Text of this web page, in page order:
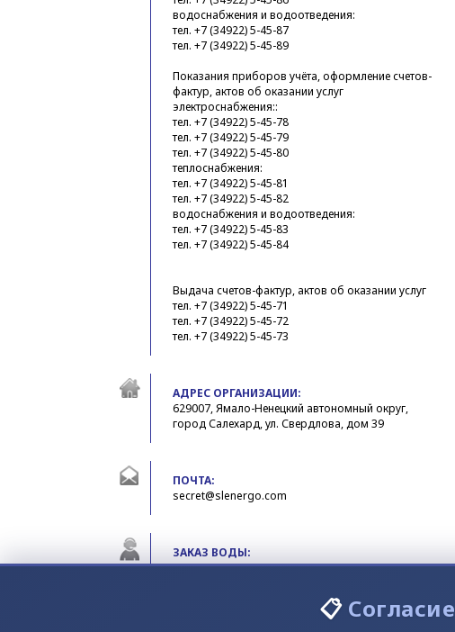
водоснабжения и водоотведения:
тел. +7 (34922) 5-45-87
тел. +7 (34922) 5-45-89
Показания приборов учёта, оформление счетов-
фактур, актов об оказании услуг
электроснабжения::
тел. +7 (34922) 5-45-78
тел. +7 (34922) 5-45-79
тел. +7 (34922) 5-45-80
теплоснабжения:
тел. +7 (34922) 5-45-81
тел. +7 (34922) 5-45-82
водоснабжения и водоотведения:
тел. +7 (34922) 5-45-83
тел. +7 (34922) 5-45-84
Выдача счетов-фактур, актов об оказании услуг
тел. +7 (34922) 5-45-71
тел. +7 (34922) 5-45-72
тел. +7 (34922) 5-45-73
АДРЕС ОРГАНИЗАЦИИ:
629007, Ямало-Ненецкий автономный округ,
город Салехард, ул. Свердлова, дом 39
ПОЧТА:
secret@slenergo.com
ЗАКАЗ ВОДЫ:
тел. +7 (34922) 4-16-16
В СЛУЧАЕ ВОЗНИКНОВЕНИЯ ПРОБЛЕМ НА
📋 Согласие